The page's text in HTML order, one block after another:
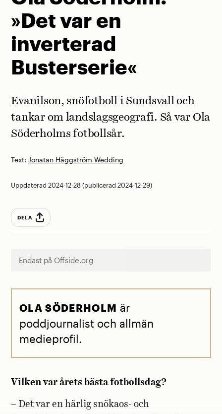
»Det var en
inverterad
Busterserie«
Text: Jonatan Häggström Wedding
Evanilson, snöfotboll i Sundsvall och
tankar om landslagsgeografi. Så var Ola
Söderholms fotbollsår.
Uppdaterad 2024-12-28 (publicerad 2024-12-29)
DELA
Endast på Offside.org
OLA SÖDERHOLM är
poddjournalist och allmän
medieprofil.
Vilken var årets bästa fotbollsdag?
– Det var en härlig snökaos- och